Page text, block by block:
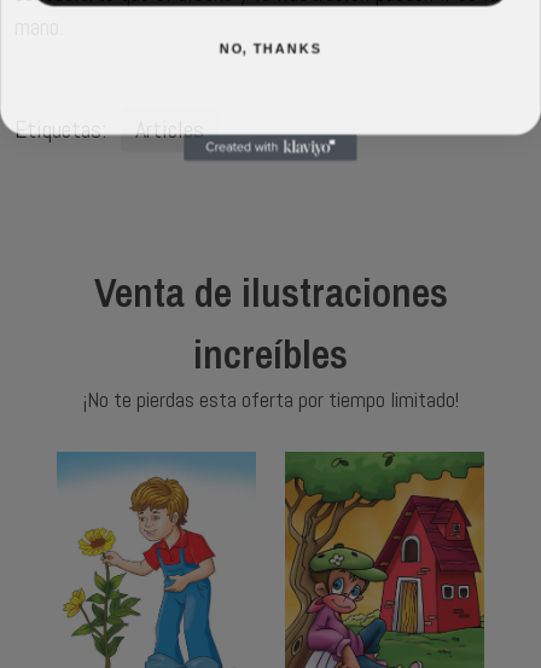
Etiquetas: Articles
¡No te pierdas esta oferta por tiempo limitado!
Venta de ilustraciones
increíbles
NO, THANKS